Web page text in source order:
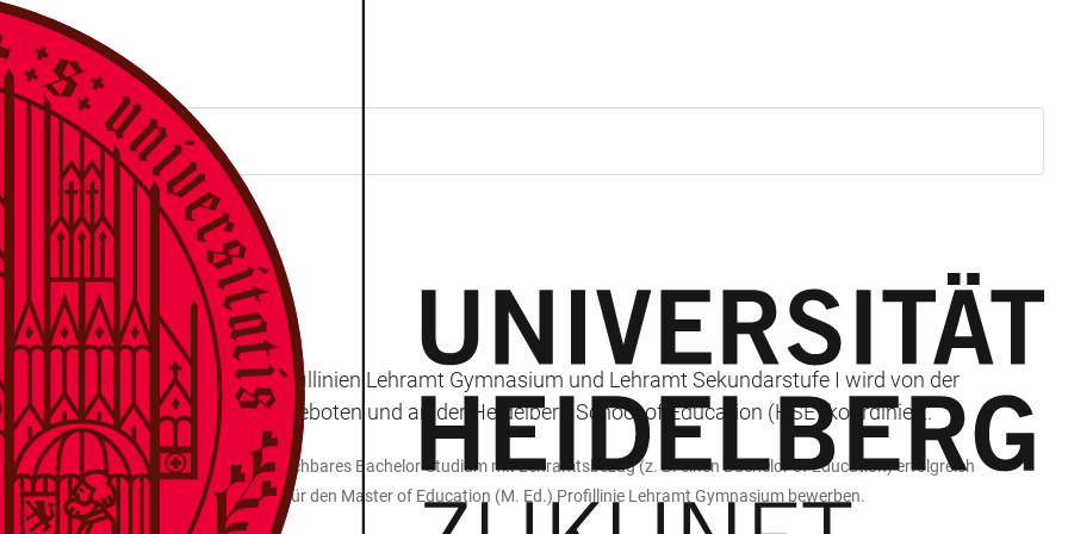
(M. Ed.) mit den Profillinien Lehramt Gymnasium und Lehramt Sekundarstufe I wird von der
Heidelberg gemeinsam angeboten und an der Heidelberg School of Education (HSE) koordiniert.
Universität Heidelberg oder ein vergleichbares Bachelor-Studium mit Lehramtsbezug (z. B. einen Bachelor of Education) erfolgreich
können Sie sich zwei Mal im Jahr für den Master of Education (M. Ed.) Profillinie Lehramt Gymnasium bewerben.